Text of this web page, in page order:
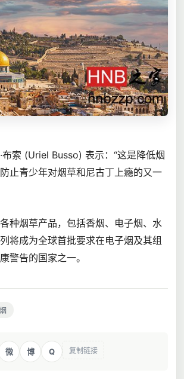
布索 (Uriel Busso) 表示：“这是降低烟
止青少年对烟草和尼古丁上瘾的又一
种烟草产品，包括香烟、电子烟、水
将成为全球首批要求在电子烟及其组
警告的国家之一。
微 博 Q 复制链接